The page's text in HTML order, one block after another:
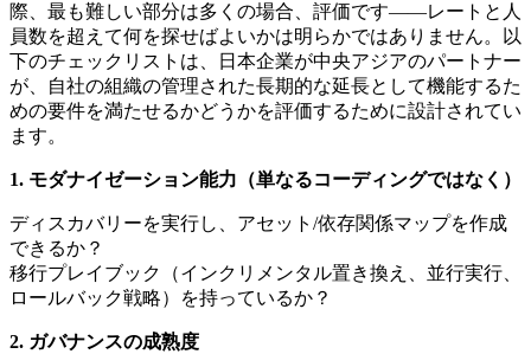
際、最も難しい部分は多くの場合、評価です——レートと人
員数を超えて何を探せばよいかは明らかではありません。以
下のチェックリストは、日本企業が中央アジアのパートナー
が、自社の組織の管理された長期的な延長として機能するた
めの要件を満たせるかどうかを評価するために設計されてい
ます。
1. モダナイゼーション能力（単なるコーディングではなく）
ディスカバリーを実行し、アセット/依存関係マップを作成
できるか？
移行プレイブック（インクリメンタル置き換え、並行実行、
ロールバック戦略）を持っているか？
2. ガバナンスの成熟度